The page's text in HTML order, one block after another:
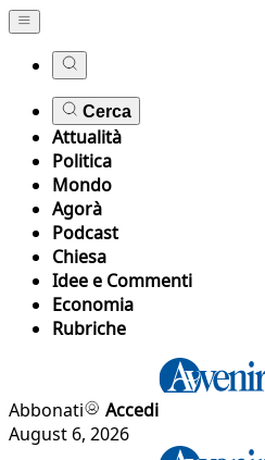
Cerca
Attualità
Politica
Mondo
Agorà
Podcast
Chiesa
Idee e Commenti
Economia
Rubriche
Abbonati
Accedi
August 6, 2026